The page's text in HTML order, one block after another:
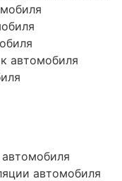
автомобиля
автомобиля